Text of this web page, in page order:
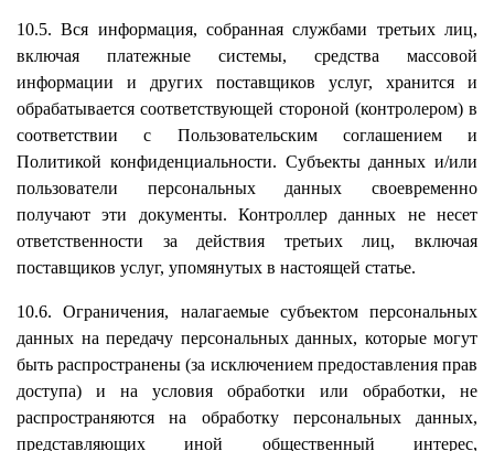
10.5. Вся информация, собранная службами третьих лиц,
включая платежные системы, средства массовой
информации и других поставщиков услуг, хранится и
обрабатывается соответствующей стороной (контролером) в
соответствии с Пользовательским соглашением и
Политикой конфиденциальности. Субъекты данных и/или
пользователи персональных данных своевременно
получают эти документы. Контроллер данных не несет
ответственности за действия третьих лиц, включая
поставщиков услуг, упомянутых в настоящей статье.
10.6. Ограничения, налагаемые субъектом персональных
данных на передачу персональных данных, которые могут
быть распространены (за исключением предоставления прав
доступа) и на условия обработки или обработки, не
распространяются на обработку персональных данных,
представляющих иной общественный интерес,